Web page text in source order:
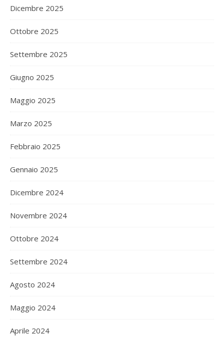
Dicembre 2025
Ottobre 2025
Settembre 2025
Giugno 2025
Maggio 2025
Marzo 2025
Febbraio 2025
Gennaio 2025
Dicembre 2024
Novembre 2024
Ottobre 2024
Settembre 2024
Agosto 2024
Maggio 2024
Aprile 2024